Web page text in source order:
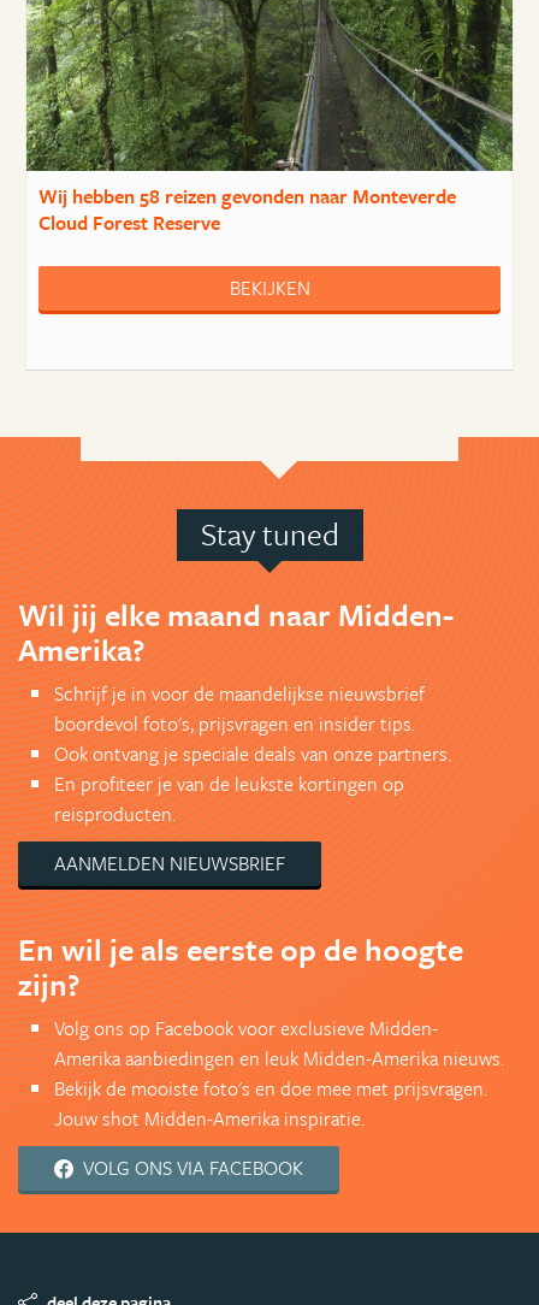
Wij hebben58 reizengevonden naar Monteverde
Cloud Forest Reserve
BEKIJKEN
Stay tuned
Wil jij elke maand naar Midden-
Amerika?
Schrijf je in voor de maandelijkse nieuwsbrief
boordevol foto's, prijsvragen en insider tips.
Ook ontvang je speciale deals van onze partners.
En profiteer je van de leukste kortingen op
reisproducten.
AANMELDEN NIEUWSBRIEF
En wil je als eerste op de hoogte
zijn?
Volg ons op Facebook voor exclusieve Midden-
Amerika aanbiedingen en leuk Midden-Amerika nieuws.
Bekijk de mooiste foto's en doe mee met prijsvragen.
Jouw shot Midden-Amerika inspiratie.
VOLG ONS VIA FACEBOOK